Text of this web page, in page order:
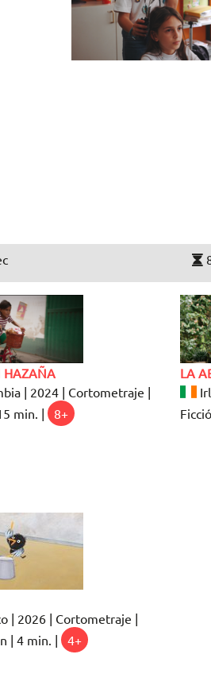
HAZAÑA
| 2024 | Cortometraje |
min. |
8+
LA
| 2026 | Cortometraje |
| 4 min. |
4+